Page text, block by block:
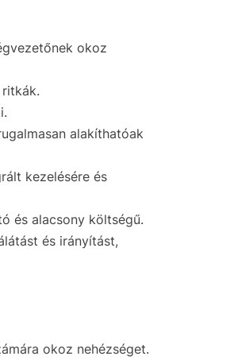
okoz
alakíthatóak
kezelésére és
és alacsony költségű.
és irányítást,
okoz nehézséget.